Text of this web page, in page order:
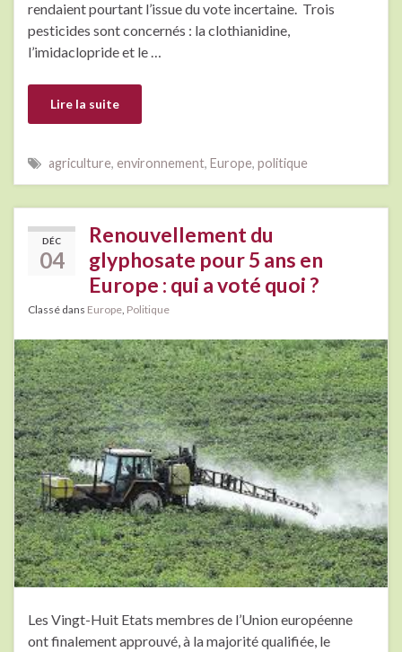
rendaient pourtant l’issue du vote incertaine. Trois
pesticides sont concernés : la clothianidine,
l’imidaclopride et le …
Lire la suite
agriculture, environnement, Europe, politique
DÉC
04
Renouvellement du
glyphosate pour 5 ans en
Europe : qui a voté quoi ?
Classé dans Europe Politique
Les Vingt-Huit Etats membres de l’Union européenne
ont finalement approuvé, à la majorité qualifiée, le